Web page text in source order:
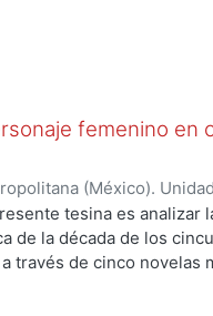
femenino en
(México).
,2019) Bolaños Franco,
tesina es analizar
de la década de los
través de cinco novelas